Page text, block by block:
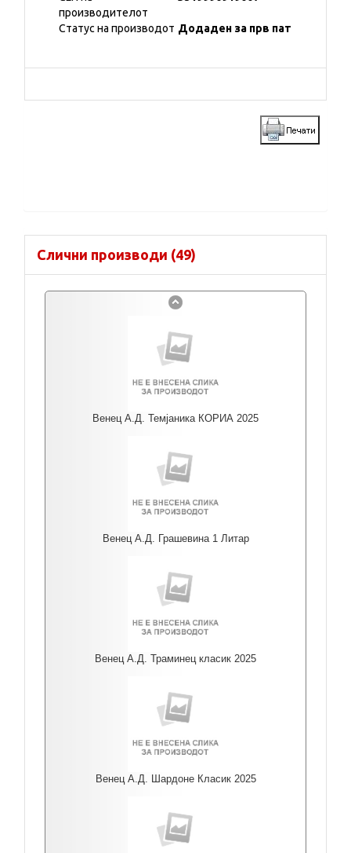
производителот
Статус на производот Додаден за прв пат
Слични производи (49)
Венец А.Д. Темјаника КОРИА 2025
Венец А.Д. Грашевина 1 Литар
Венец А.Д. Траминец класик 2025
Венец А.Д. Шардоне Класик 2025